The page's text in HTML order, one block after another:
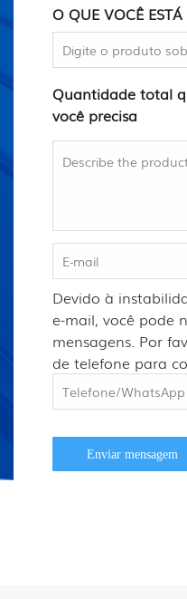
O QUE VOCÊ
Quantidade total
você precisa
Devido à
e-mail, você pode
mensagens. Por
de telefone para
Enviar mensagem